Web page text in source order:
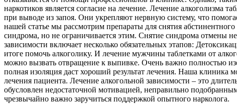
наркотиков является согласие на лечение. Лечение алкоголизма
при выводе из запоя. Они укрепляют нервную систему, что
нашей статье мы рассмотрим препараты для снятия
синдрома, но не ограничивается этим. Снятие синдрома отмены
зависимости включает несколько обязательных этапов:
итоге помочь алкоголику. И лечение мужчины таблетками от
можно вызвать отвращение к выпивке. Очень важно полностью
полная изоляция даст хороший результат лечения. Наша клиника
лечения пациента. Лечение алкогольной зависимости – это
обусловлен недостаточной мотивацией, неправильно
чрезвычайно важно заручиться поддержкой опытного нарколога.